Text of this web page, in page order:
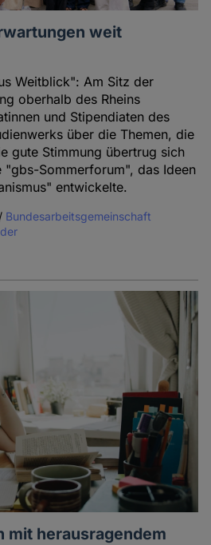
weit
Weitblick": Am Sitz der
oberhalb des Rheins
und Stipendiaten des
über die Themen, die
gute Stimmung übertrug sich
"gbs-Sommerforum", das Ideen
entwickelte.
/ Bundesarbeitsgemeinschaft
mit herausragendem